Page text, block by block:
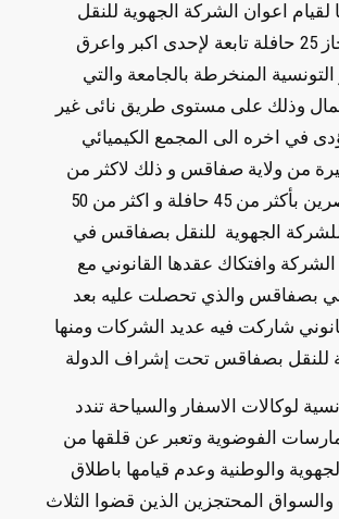
لقيام اعوان الشركة الجهوية للنقل
بصفاقس باحتجاز 25 حافلة تابعة لإحدى اكبر واعرق
المنخرطة بالجامعة والتي
وذلك على مستوى طريق نائى غير
في اخره الى المجمع الكيميائي
من ولاية صفاقس و ذلك لاكثر من
اربعة ايام محاصرين بأكثر من 45 حافلة و اكثر من 50
الجهوية للنقل بصفاقس في
وافتكاك عقدها القانوني مع
بصفاقس والذي تحصلت عليه بعد
شاركت فيه عديد الشركات ومنها
للنقل بصفاقس تحت إشراف الدولة
الفوضوية وتعبر عن قلقها من
والوطنية وعدم قيامها باطلاق
المحتجزين الذين قضوا الثلاث